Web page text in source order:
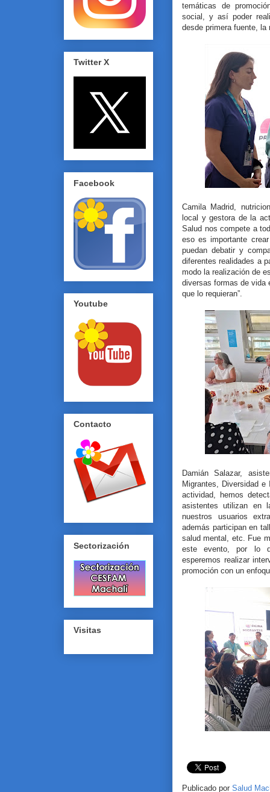
temáticas de
social, y así poder
desde primera fuente,
Camila Madrid,
local y gestora de la
Salud nos compete a
eso es importante
puedan debatir y
diferentes realidades a
modo la realización de
diversas formas de vida
que lo requieran”.
Damián Salazar,
Migrantes, Diversidad e
actividad, hemos
asistentes utilizan en
nuestros usuarios
además participan en
salud mental, etc. Fue
este evento, por lo
esperemos realizar
promoción con un
Publicado por Salud
Twitter X
Facebook
Youtube
Contacto
Sectorización
Visitas